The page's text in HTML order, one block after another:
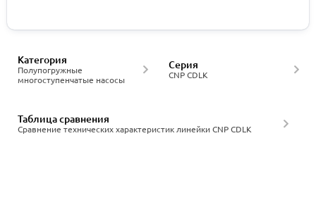
Полупогружные
многоступенчатые насосы
Категория
CNP CDLK
Серия
Сравнение технических характеристик линейки CNP CDLK
Таблица сравнения